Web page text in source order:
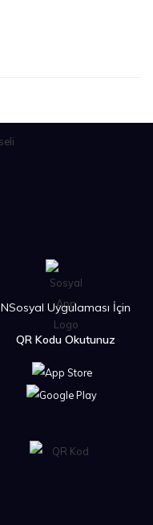
NSosyal Uygulaması İçin
QR Kodu Okutunuz